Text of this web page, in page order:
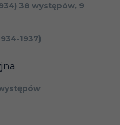
38 występów, 9
1937)